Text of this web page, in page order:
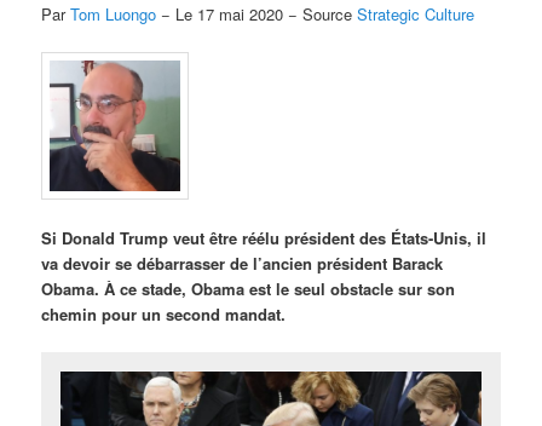
ParTom Luongo − Le 17 mai 2020 − SourceStrategic Culture
Si Donald Trump veut être réélu président des États-Unis, il
va devoir se débarrasser de l’ancien président Barack
Obama. À ce stade, Obama est le seul obstacle sur son
chemin pour un second mandat.